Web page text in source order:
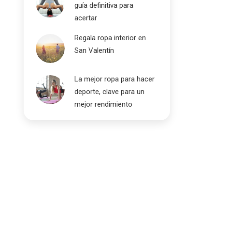
guía definitiva para
acertar
Regala ropa interior en
San Valentín
La mejor ropa para hacer
deporte, clave para un
mejor rendimiento